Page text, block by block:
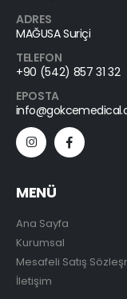
ADRES
MAĞUSA Suriçi
TELEFON
+90 (542) 857 31 32
EPOSTA
MENÜ
Ana Sayfa
Kurumsal
Mesafeli Satış
İletişim